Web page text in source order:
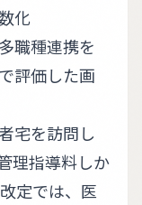
化
職種連携を
評価した画
宅を訪問し
理指導料しか
定では、医